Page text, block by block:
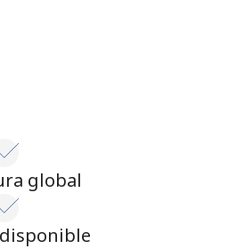
global